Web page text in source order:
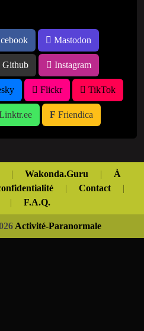
Mastodon
Github Instagram
Flickr TikTok
Friendica
| Wakonda.Guru |
À
| Contact
|
| F.A.Q.
Activité-Paranormale